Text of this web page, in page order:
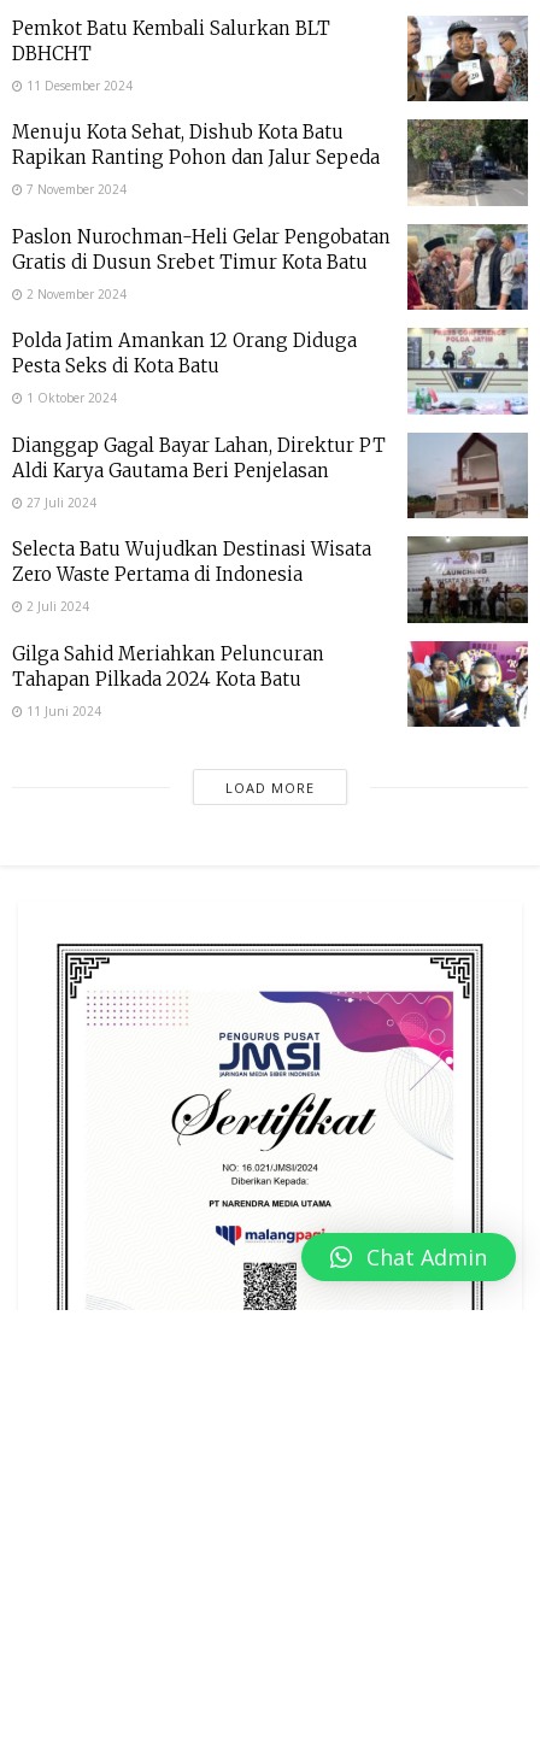
Pemkot Batu Kembali Salurkan BLT
DBHCHT
11 Desember 2024
Menuju Kota Sehat, Dishub Kota Batu
Rapikan Ranting Pohon dan Jalur Sepeda
7 November 2024
Paslon Nurochman-Heli Gelar Pengobatan
Gratis di Dusun Srebet Timur Kota Batu
2 November 2024
Polda Jatim Amankan 12 Orang Diduga
Pesta Seks di Kota Batu
1 Oktober 2024
Dianggap Gagal Bayar Lahan, Direktur PT
Aldi Karya Gautama Beri Penjelasan
27 Juli 2024
Selecta Batu Wujudkan Destinasi Wisata
Zero Waste Pertama di Indonesia
2 Juli 2024
Gilga Sahid Meriahkan Peluncuran
Tahapan Pilkada 2024 Kota Batu
11 Juni 2024
LOAD MORE
Chat Admin